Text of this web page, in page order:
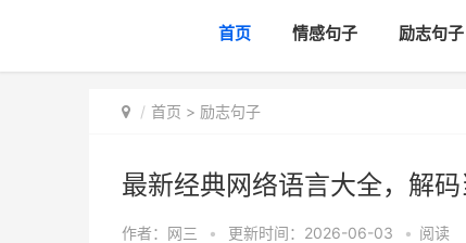
首页 情感句子 励志句子
首页 > 励志句子
最新经典网络语言大全，解
作者： 网三 • 更新时间：2026-06-03 • 阅读